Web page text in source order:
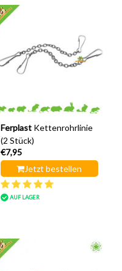
Ferplast Kettenrohrlinie
(2 Stück)
€7,95
Jetzt bestellen
AUF LAGER